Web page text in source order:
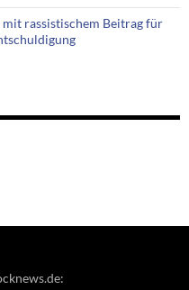
rassistischem Beitrag für